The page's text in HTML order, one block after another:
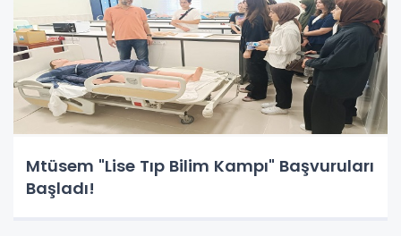
Mtüsem "Lise Tıp Bilim Kampı" Başvuruları
Başladı!